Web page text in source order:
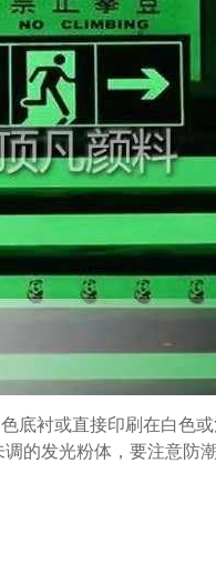
底衬或直接印刷在白色
的发光粉体，要注意防